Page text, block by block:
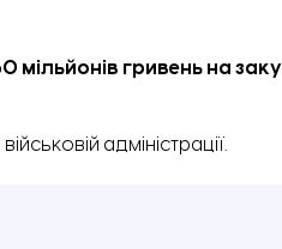
мільйонів гривень на
адміністрації.